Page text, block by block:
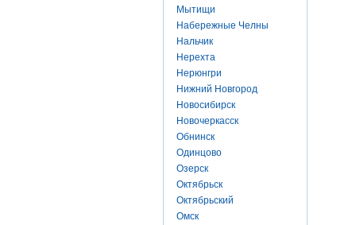
Мытищи
Набережные Челны
Нальчик
Нерехта
Нерюнгри
Нижний Новгород
Новосибирск
Новочеркасск
Обнинск
Одинцово
Озерск
Октябрьск
Октябрьский
Омск